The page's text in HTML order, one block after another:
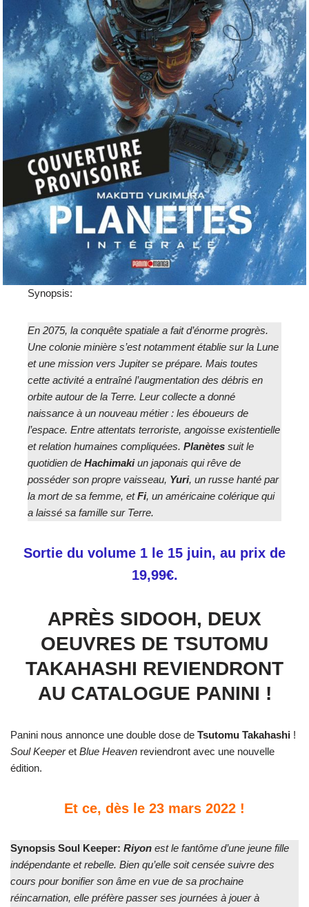
Synopsis:
En 2075, la conquête spatiale a fait d’énorme progrès.
Une colonie minière s’est notamment établie sur la Lune
et une mission vers Jupiter se prépare. Mais toutes
cette activité a entraîné l’augmentation des débris en
orbite autour de la Terre. Leur collecte a donné
naissance à un nouveau métier : les éboueurs de
l’espace. Entre attentats terroriste, angoisse existentielle
et relation humaines compliquées. Planètessuit le
quotidien de Hachimakiun japonais qui rêve de
posséder son propre vaisseau, Yuri, un russe hanté par
la mort de sa femme, etFi, un américaine colérique qui
a laissé sa famille sur Terre.
Sortie du volume 1 le 15 juin, au prix de
19,99€.
APRÈS SIDOOH, DEUX
OEUVRES DE TSUTOMU
TAKAHASHI REVIENDRONT
AU CATALOGUE PANINI !
Panini nous annonce une double dose de Tsutomu Takahashi !
Soul Keeperet Blue Heaven reviendront avec une nouvelle
édition.
Et ce, dès le 23 mars 2022 !
Synopsis Soul Keeper: Riyon est le fantôme d’une jeune fille
indépendante et rebelle. Bien qu’elle soit censée suivre des
cours pour bonifier son âme en vue de sa prochaine
réincarnation, elle préfère passer ses journées à jouer à